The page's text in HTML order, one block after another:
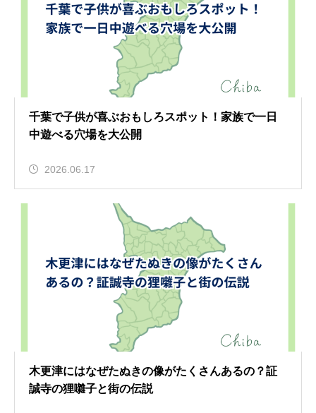
千葉で子供が喜ぶおもしろスポット！家族で一日
中遊べる穴場を大公開
2026.06.17
木更津にはなぜたぬきの像がたくさんあるの？証
誠寺の狸囃子と街の伝説